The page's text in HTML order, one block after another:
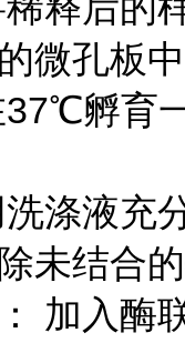
微孔板中
37℃孵育
涤液充
未结合的
加入酶